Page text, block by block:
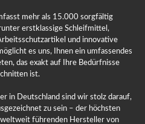
mehr als 15.000 sorgfältig
erstklassige Schleifmittel,
und innovative
es uns, Ihnen ein umfassendes
das exakt auf Ihre Bedürfnisse
ist.
in Deutschland sind wir stolz darauf,
zu sein – der höchsten
führenden Hersteller von